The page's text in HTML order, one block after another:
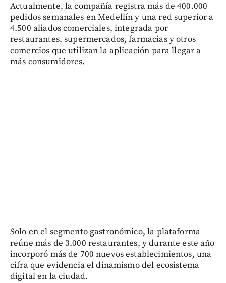
Actualmente, la compañía registra más de 400.000
pedidos semanales en Medellín y una red superior a
4.500 aliados comerciales, integrada por
restaurantes, supermercados, farmacias y otros
comercios que utilizan la aplicación para llegar a
más consumidores.
Solo en el segmento gastronómico, la plataforma
reúne más de 3.000 restaurantes, y durante este año
incorporó más de 700 nuevos establecimientos, una
cifra que evidencia el dinamismo del ecosistema
digital en la ciudad.